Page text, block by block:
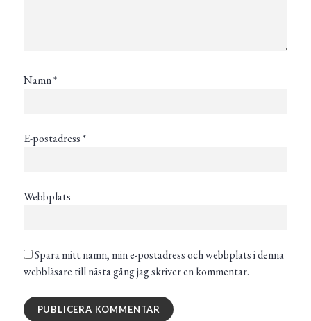
Namn*
E-postadress*
Webbplats
Spara mitt namn, min e-postadress och webbplats i denna
webbläsare till nästa gång jag skriver en kommentar.